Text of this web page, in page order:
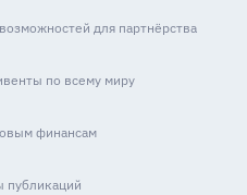
для партнёрства
по всему миру
финансам
публикаций